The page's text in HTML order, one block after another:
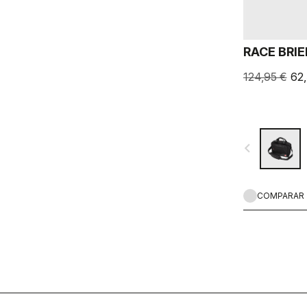
RACE
124,95 €
navigate_before
COMPARAR